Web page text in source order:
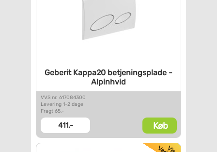
Geberit Kappa20 betjeningsplade -
Alpinhvid
VVS nr. 617084300
Levering 1-2 dage
Fragt 65,-
411,- Køb